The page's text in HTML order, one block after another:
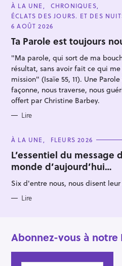
C
A
T
E
G
O
R
E
À LA UNE
CHRONIQUES
ÉCLATS DES JOURS. ET DES
6 AOÛT 2026
Ta Parole est toujours
"Ma parole, qui sort de ma
résultat, sans avoir fait ce qui
mission" (Isaïe 55, 11). Une
façonne, nous traverse, nous
offert par Christine Barbey.
Lire
C
T
E
G
O
R
I
S
À LA UNE FLEURS 2026
L’essentiel du message
monde d’aujourd’hui…
Six d'entre nous, nous disent
Lire
Abonnez-vous à notre
e
c
e
r
c
h
e